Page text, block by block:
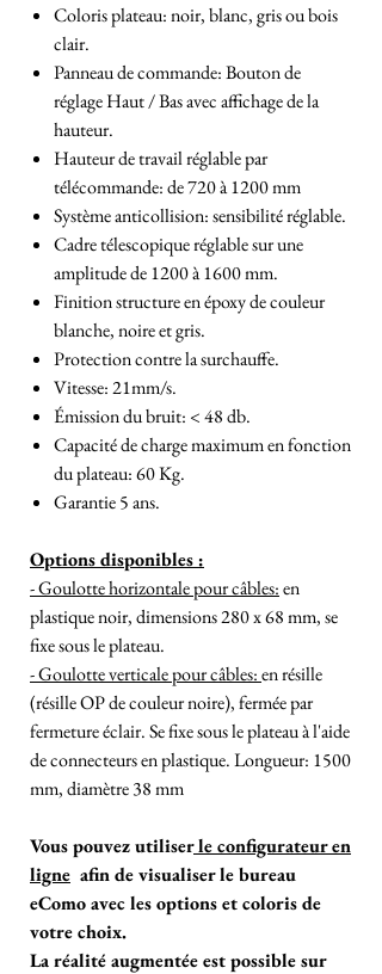
Coloris plateau: noir, blanc, gris ou bois
clair.
Panneau de commande: Bouton de
réglage Haut / Bas avec affichage de la
hauteur.
Hauteur de travail réglable par
télécommande: de 720 à 1200 mm
Système anticollision: sensibilité réglable.
Cadre télescopique réglable sur une
amplitude de 1200 à 1600 mm.
Finition structure en époxy de couleur
blanche, noire et gris.
Protection contre la surchauffe.
Vitesse: 21mm/s.
Émission du bruit: < 48 db.
Capacité de charge maximum en fonction
du plateau: 60 Kg.
Garantie 5 ans.
Options disponibles :
- Goulotte horizontale pour câbles:en
plastique noir, dimensions 280 x 68 mm, se
fixe sous le plateau.
- Goulotte verticale pour câbles:en résille
(résille OP de couleur noire), fermée par
fermeture éclair. Se fixe sous le plateau à l'aide
de connecteurs en plastique. Longueur: 1500
mm, diamètre 38 mm
Vous pouvez utiliserle configurateur en
ligne afin de visualiser le bureau
eComo avec les options et coloris de
votre choix.
La réalité augmentée est possible sur